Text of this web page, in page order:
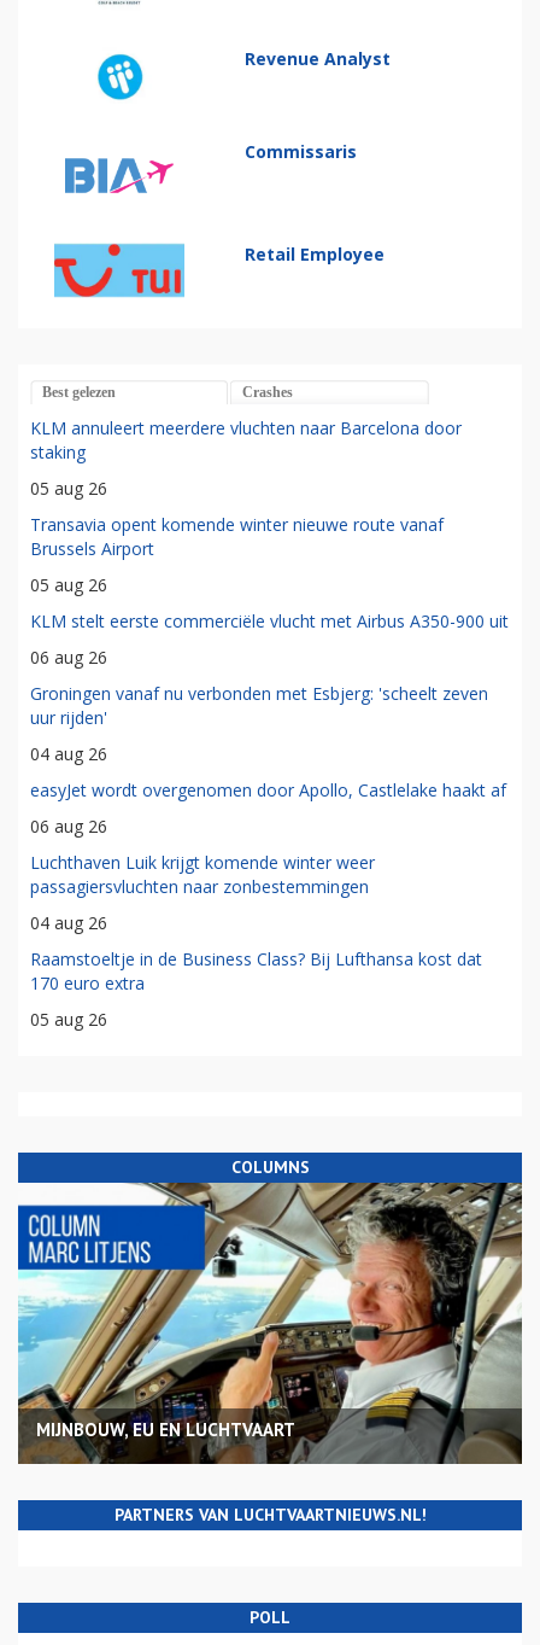
Revenue Analyst
Commissaris
Retail Employee
Best gelezen Crashes
KLM annuleert meerdere vluchten naar Barcelona door
staking
05 aug 26
Transavia opent komende winter nieuwe route vanaf
Brussels Airport
05 aug 26
KLM stelt eerste commerciële vlucht met Airbus A350-900 uit
06 aug 26
Groningen vanaf nu verbonden met Esbjerg: 'scheelt zeven
uur rijden'
04 aug 26
easyJet wordt overgenomen door Apollo, Castlelake haakt af
06 aug 26
Luchthaven Luik krijgt komende winter weer
passagiersvluchten naar zonbestemmingen
04 aug 26
Raamstoeltje in de Business Class? Bij Lufthansa kost dat
170 euro extra
05 aug 26
COLUMNS
MIJNBOUW, EU EN LUCHTVAART
PARTNERS VAN LUCHTVAARTNIEUWS.NL!
POLL